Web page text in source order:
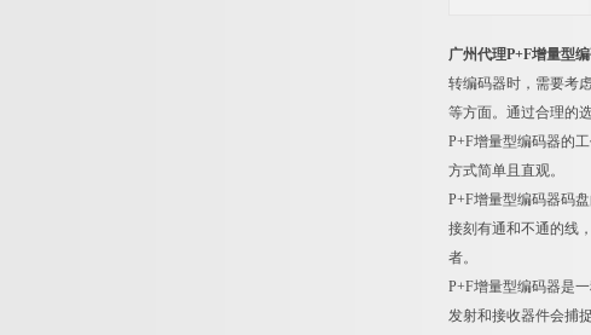
广州代理P+F增量型
转编码器时，需要考
等方面。通过合理的
P+F增量型编码器的
方式简单且直观。
P+F增量型编码器码
接刻有通和不通的线
者。
P+F增量型编码器是
发射和接收器件会捕